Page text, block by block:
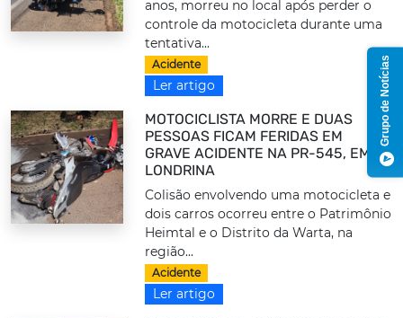
anos, morreu no local após perder o
controle da motocicleta durante uma
tentativa...
Acidente
Ler artigo
MOTOCICLISTA MORRE E DUAS
PESSOAS FICAM FERIDAS EM
GRAVE ACIDENTE NA PR-545, EM
LONDRINA
Colisão envolvendo uma motocicleta e
dois carros ocorreu entre o Patrimônio
Heimtal e o Distrito da Warta, na
região...
Acidente
Ler artigo
Grupo de Notícias